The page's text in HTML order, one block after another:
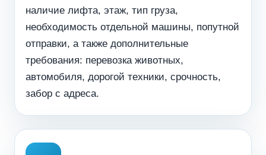
наличие лифта, этаж, тип груза,
необходимость отдельной машины, попутной
отправки, а также дополнительные
требования: перевозка животных,
автомобиля, дорогой техники, срочность,
забор с адреса.